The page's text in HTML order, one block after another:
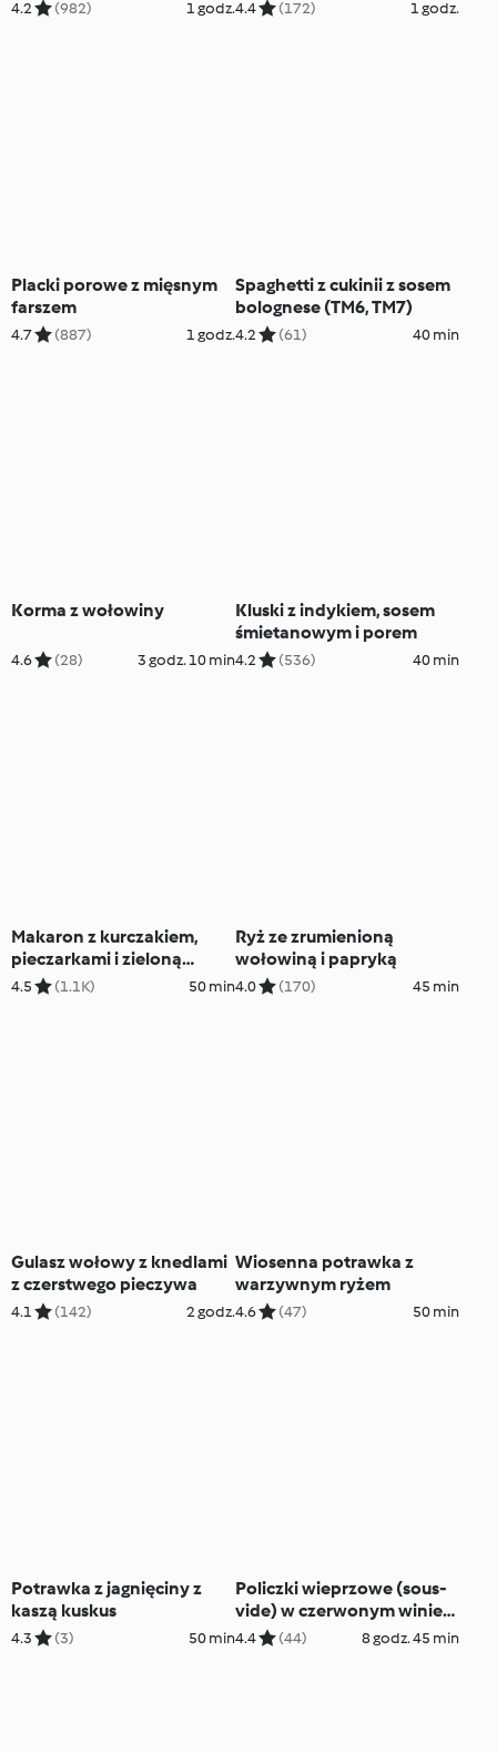
4.2 (982) 1 godz.4.4 (172) 1 godz.
Placki porowe z mięsnym
farszem
4.7 (887) 1 godz.
Spaghetti z cukinii z sosem
bolognese (TM6, TM7)
4.2 (61) 40 min
Korma z wołowiny
4.6 (28) 3 godz. 10 min
Kluski z indykiem, sosem
śmietanowym i porem
4.2 (536) 40 min
Makaron z kurczakiem,
pieczarkami i zieloną
fasolką
4.5 (1.1K) 50 min
Ryż ze zrumienioną
wołowiną i papryką
4.0 (170) 45 min
Gulasz wołowy z knedlami
z czerstwego pieczywa
4.1 (142) 2 godz.
Wiosenna potrawka z
warzywnym ryżem
4.6 (47) 50 min
Potrawka z jagnięciny z
kaszą kuskus
4.3 (3) 50 min
Policzki wieprzowe (sous-
vide) w czerwonym winie
(z osłoną noża
4.4 (44) 8 godz. 45 min